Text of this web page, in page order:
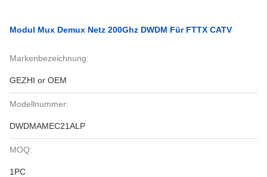
Modul Mux Demux Netz 200Ghz DWDM Für FTTX CATV
Markenbezeichnung:
GEZHI or OEM
Modellnummer:
DWDMAMEC21ALP
MOQ:
1PC